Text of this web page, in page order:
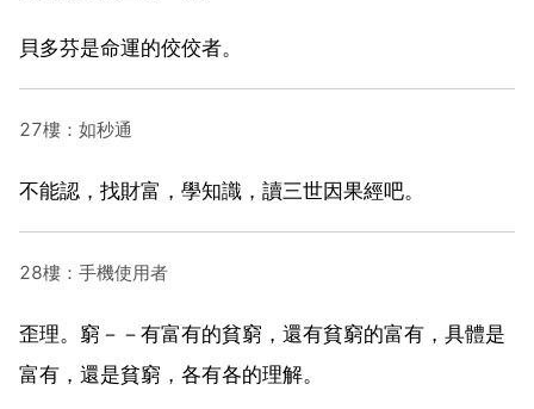
貝多芬是命運的佼佼者。
27樓：如秒通
不能認，找財富，學知識，讀三世因果經吧。
28樓：手機使用者
歪理。窮－－有富有的貧窮，還有貧窮的富有，具體是
富有，還是貧窮，各有各的理解。